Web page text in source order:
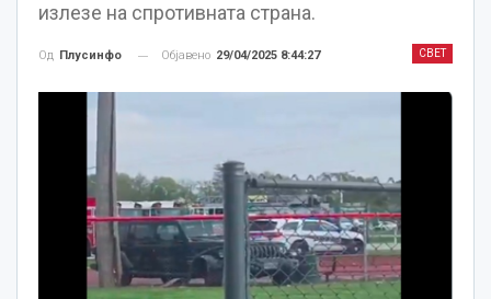
излезе на спротивната страна.
СВЕТ
Од Плусинфо Објавено 29/04/2025 8:44:27